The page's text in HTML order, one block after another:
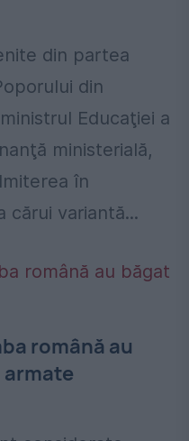
din partea
din
Educaţiei a
ministerială,
în
cărui variantă...
română au